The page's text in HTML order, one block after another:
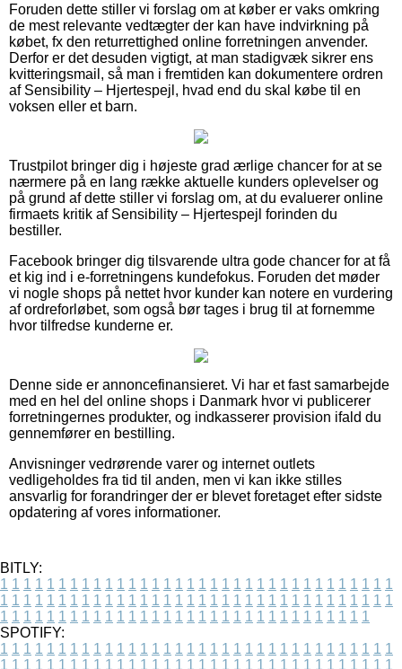
Foruden dette stiller vi forslag om at køber er vaks omkring
de mest relevante vedtægter der kan have indvirkning på
købet, fx den returrettighed online forretningen anvender.
Derfor er det desuden vigtigt, at man stadigvæk sikrer ens
kvitteringsmail, så man i fremtiden kan dokumentere ordren
af Sensibility – Hjertespejl, hvad end du skal købe til en
voksen eller et barn.
Trustpilot bringer dig i højeste grad ærlige chancer for at se
nærmere på en lang række aktuelle kunders oplevelser og
på grund af dette stiller vi forslag om, at du evaluerer online
firmaets kritik af Sensibility – Hjertespejl forinden du
bestiller.
Facebook bringer dig tilsvarende ultra gode chancer for at få
et kig ind i e-forretningens kundefokus. Foruden det møder
vi nogle shops på nettet hvor kunder kan notere en vurdering
af ordreforløbet, som også bør tages i brug til at fornemme
hvor tilfredse kunderne er.
Denne side er annoncefinansieret. Vi har et fast samarbejde
med en hel del online shops i Danmark hvor vi publicerer
forretningernes produkter, og indkasserer provision ifald du
gennemfører en bestilling.
Anvisninger vedrørende varer og internet outlets
vedligeholdes fra tid til anden, men vi kan ikke stilles
ansvarlig for forandringer der er blevet foretaget efter sidste
opdatering af vores informationer.
BITLY:
1 1 1 1 1 1 1 1 1 1 1 1 1 1 1 1 1 1 1 1 1 1 1 1 1 1 1 1 1 1 1 1 1 1
1 1 1 1 1 1 1 1 1 1 1 1 1 1 1 1 1 1 1 1 1 1 1 1 1 1 1 1 1 1 1 1 1 1
1 1 1 1 1 1 1 1 1 1 1 1 1 1 1 1 1 1 1 1 1 1 1 1 1 1 1 1 1 1 1 1
SPOTIFY:
1 1 1 1 1 1 1 1 1 1 1 1 1 1 1 1 1 1 1 1 1 1 1 1 1 1 1 1 1 1 1 1 1 1
1 1 1 1 1 1 1 1 1 1 1 1 1 1 1 1 1 1 1 1 1 1 1 1 1 1 1 1 1 1 1 1 1 1